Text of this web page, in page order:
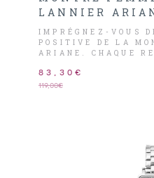
LANNIER
IMPRÉGNEZ-VOUS
POSITIVE DE LA
ARIANE. CHAQUE
S’INTÈGRE
ÉLÉGANT,
119,00€
83,30€